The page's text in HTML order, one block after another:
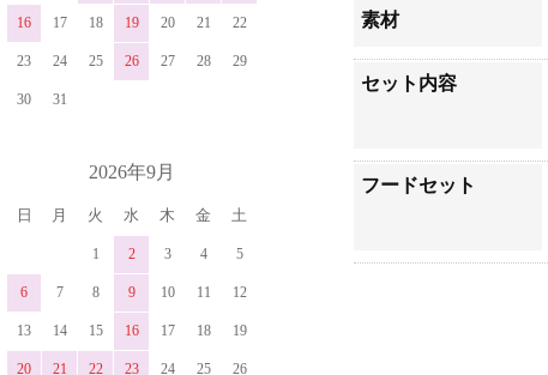
素材
セット内容
フードセット
16 17 18 19 20 21 22
23 24 25 26 27 28 29
30 31
2026年9月
日 月 火 水 木 金 土
1 2 3 4 5
6 7 8 9 10 11 12
13 14 15 16 17 18 19
20 21 22 23 24 25 26